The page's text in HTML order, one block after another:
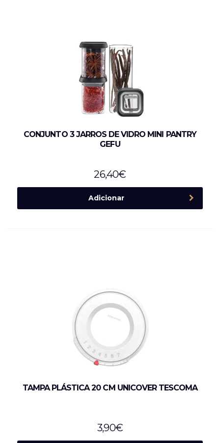
CONJUNTO 3 JARROS DE VIDRO MINI PANTRY
GEFU
26,40€
Adicionar
TAMPA PLÁSTICA 20 CM UNICOVER TESCOMA
3,90€